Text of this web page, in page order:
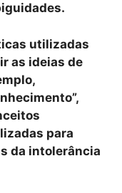
utilizadas
as ideias de
para
da intolerância